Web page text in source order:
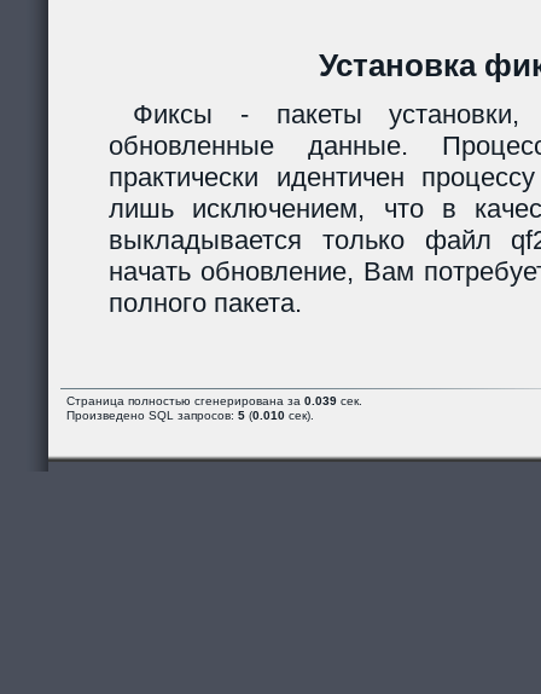
Установка
Фиксы - пакеты установки,
обновленные данные.
практически идентичен
лишь исключением, что в
выкладывается только файл
начать обновление, Вам
полного пакета.
Страница полностью сгенерирована за 0.039 сек.
Произведено SQL запросов: 5 (0.010 сек).